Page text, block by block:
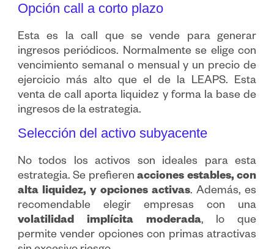
Opción call a corto plazo
Esta es la call que se vende para generar
ingresos periódicos. Normalmente se elige con
vencimiento semanal o mensual y un precio de
ejercicio más alto que el de la LEAPS. Esta
venta de call aporta liquidez y forma la base de
ingresos de la estrategia.
Selección del activo subyacente
No todos los activos son ideales para esta
estrategia. Se prefierenacciones estables, con
alta liquidez, y opciones activas. Además, es
recomendable elegir empresas con una
volatilidad implícita moderada, lo que
permite vender opciones con primas atractivas